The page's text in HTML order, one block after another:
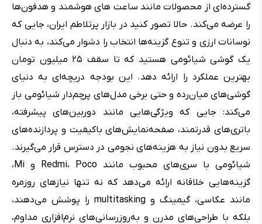
گسترده‌ای از محصولات مانند ساعت‌ های هوشمند و هدفون‌ها
را عرضه می‌کند. حالا تصور کنید در بازار پرتلاطم ایران، جایی که
نوسانات ارزی و تنوع گزینه‌ها انتخاب را دشوار می‌کند، به دنبال
یک گوشی شیائومی هستید که تا سقف ۲۵ میلیون تومان
بهترین عملکرد را ارائه دهد. این بودجه دریچه‌ای به دنیای
گوشی‌های میان‌رده و حتی برخی مدل‌های پرچم‌دار شیائومی باز
می‌کند: جایی که ویژگی‌هایی مانند دوربین‌های پیشرفته،
باتری‌های قدرتمند، صفحه‌نمایش‌های باکیفیت و پردازنده‌های
سریع بدون نیاز به هزینه‌های نجومی در دسترس قرار می‌گیرند.
شیائومی با سری‌های محبوب مانند Redmi، Poco و Mi،
گزینه‌هایی خلاقانه ارائه می‌دهد که نه تنها نیازهای روزمره
مانند عکاسی، گیمینگ و multitasking را پوشش می‌دهند،
بلکه با طراحی‌های مدرن و به‌روزرسانی‌های نرم‌افزاری مداوم،